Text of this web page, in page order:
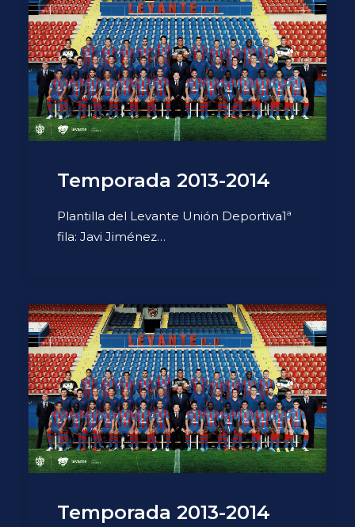
Temporada 2013-2014
Plantilla del Levante Unión Deportiva1ª
fila: Javi Jiménez…
Temporada 2013-2014